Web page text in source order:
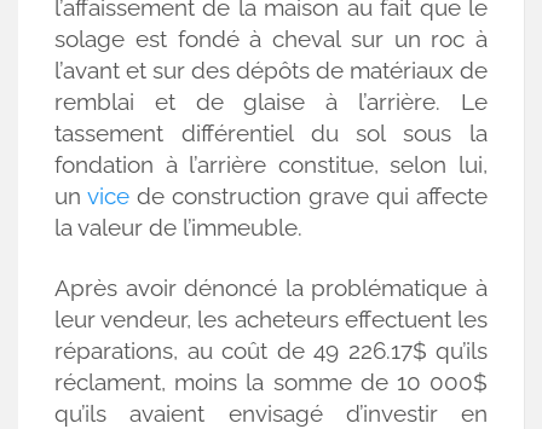
l’affaissement de la maison au fait que le
solage est fondé à cheval sur un roc à
l’avant et sur des dépôts de matériaux de
remblai et de glaise à l’arrière. Le
tassement différentiel du sol sous la
fondation à l’arrière constitue, selon lui,
un vice de construction grave qui affecte
la valeur de l’immeuble.
Après avoir dénoncé la problématique à
leur vendeur, les acheteurs effectuent les
réparations, au coût de 49 226.17$ qu’ils
réclament, moins la somme de 10 000$
qu’ils avaient envisagé d’investir en